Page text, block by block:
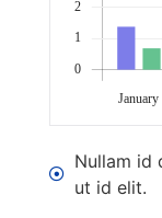
Nullam id
ut id elit.